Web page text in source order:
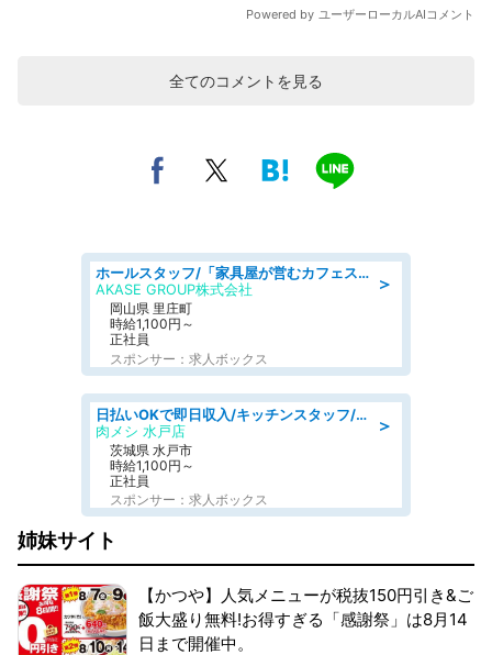
全てのコメントを見る
＞
ホールスタッフ/「家具屋が営むカフェスタッフ!」週2日～OK!嬉しいまかない付き/岡山県/浅口郡里庄町
AKASE GROUP株式会社
岡山県 里庄町
時給1,100円～
正社員
スポンサー：求人ボックス
＞
日払いOKで即日収入/キッチンスタッフ/「原付免許必須」デリバリー業務など、自己成長可能な幅広い仕事に挑戦!髪型自由&ピアス・ネイルOK/茨城県/水戸市
肉メシ 水戸店
茨城県 水戸市
時給1,100円～
正社員
スポンサー：求人ボックス
姉妹サイト
【かつや】人気メニューが税抜150円引き&ご
飯大盛り無料!お得すぎる「感謝祭」は8月14
日まで開催中。